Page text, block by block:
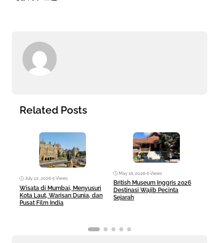
Related Posts
July 22, 2026•5 Views
Wisata di Mumbai, Menyusuri
Kota Laut, Warisan Dunia, dan
Pusat Film India
May 16, 2026•6 Views
British Museum Inggris 2026
Destinasi Wajib Pecinta
Sejarah